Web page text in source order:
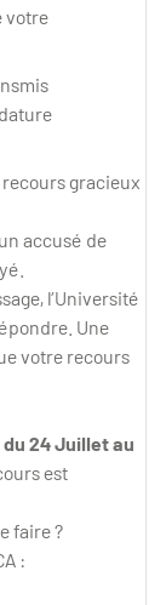
votre
gracieux
accusé de
l’Université
Une
votre recours
24 Juillet au
est
faire ?
: